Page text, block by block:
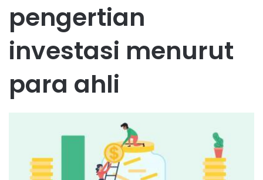
pengertian
investasi menurut
para ahli